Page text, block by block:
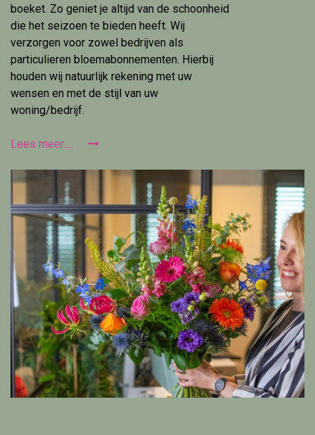
boeket. Zo geniet je altijd van de schoonheid
die het seizoen te bieden heeft. Wij
verzorgen voor zowel bedrijven als
particulieren bloemabonnementen. Hierbij
houden wij natuurlijk rekening met uw
wensen en met de stijl van uw
woning/bedrijf.
Lees meer.....